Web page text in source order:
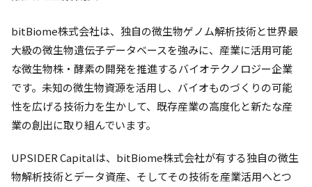
bitBiome株式会社は、独自の微生物ゲノム解析技術と世界最
大級の微生物遺伝子データベースを強みに、産業に活用可能
な微生物株・酵素の開発を推進するバイオテクノロジー企業
です。未知の微生物資源を活用し、バイオものづくりの可能
性を広げる技術力を生かして、既存産業の高度化と新たな産
業の創出に取り組んでいます。
UPSIDER Capitalは、bitBiome株式会社が有する独自の微生
物解析技術とデータ資産、そしてその技術を産業活用へとつ